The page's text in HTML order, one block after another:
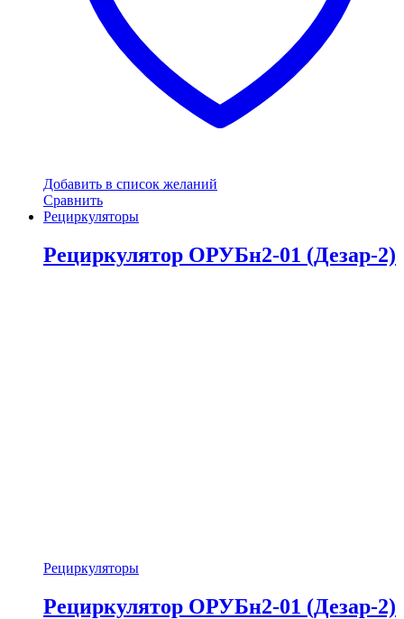
Добавить в список желаний
Сравнить
Рециркуляторы
Рециркулятор ОРУБн2-01 (Дезар-2)
Рециркуляторы
Рециркулятор ОРУБн2-01 (Дезар-2)